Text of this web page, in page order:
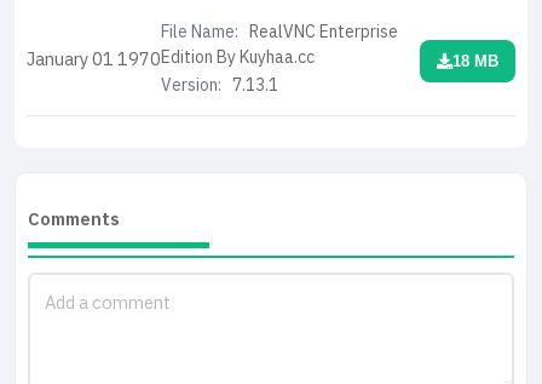
January 011970
File Name: RealVNC Enterprise
Edition By Kuyhaa.cc
Version: 7.13.1
18 MB
Comments